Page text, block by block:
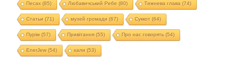
Песах(85) Любавичський Ребе (80) Тижнева глава (74)
Статьи (71) музей громади (67) Суккот (64)
Пурім (57) Привітання(55) Про нас говорять(54)
EnerJew(54) хали (53)